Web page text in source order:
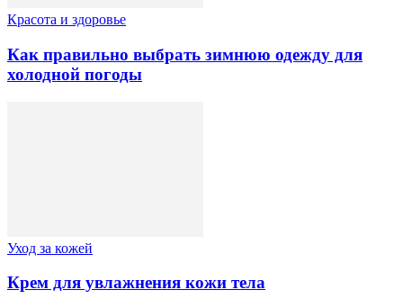
Красота и здоровье
Как правильно выбрать зимнюю одежду для
холодной погоды
Уход за кожей
Крем для увлажнения кожи тела